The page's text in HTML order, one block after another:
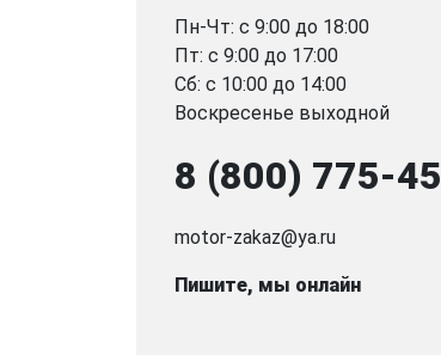
Пн-Чт: с 9:00 до 18:00
Пт: с 9:00 до 17:00
Сб: с 10:00 до 14:00
Воскресенье выходной
8 (800) 775-
motor-zakaz@ya.ru
Пишите, мы онлайн